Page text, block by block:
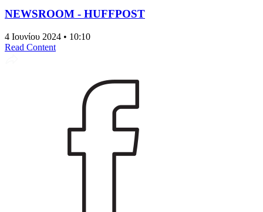
NEWSROOM - HUFFPOST
4 Ιουνίου 2024 • 10:10
Read Content